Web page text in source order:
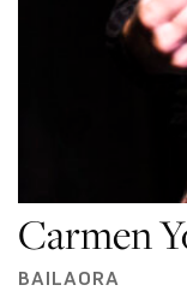
Carmen
BAILAORA